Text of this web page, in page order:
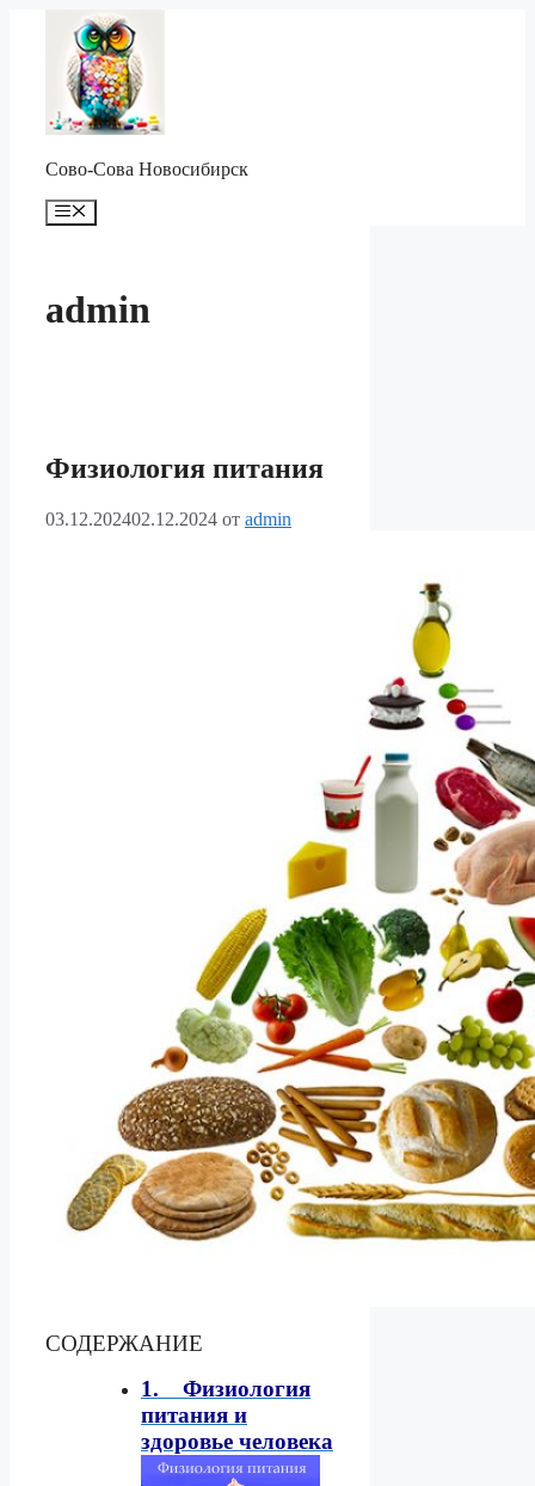
содержимому
Сово-Сова Новосибирск
Меню
admin
Физиология питания
03.12.202402.12.2024 от admin
СОДЕРЖАНИЕ
1. Физиология
питания и
здоровье человека